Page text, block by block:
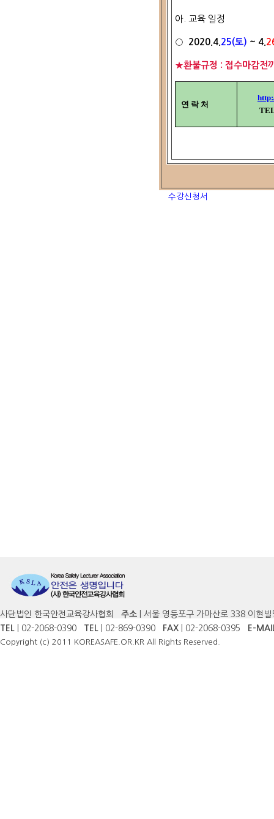
아. 교육 일정
○ 2020.4. 25(토) ~ 4.
★환불규정 : 접수마감전
연 락 처
수강신청서
사단법인 한국안전교육강사협회 주소 | 서울 영등포구 가마산로 338 이현
TEL | 02-2068-0390 TEL | 02-869-0390 FAX | 02-2068-0395 E-
Copyright (c) 2011 KOREASAFE.OR.KR All Rights Reserved.